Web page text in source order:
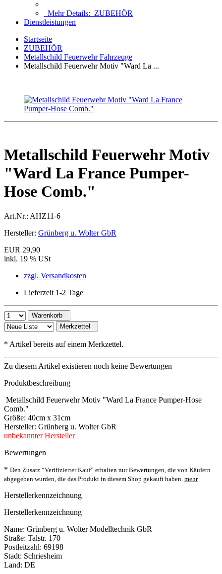
Mehr Details: ZUBEHÖR
Dienstleistungen
Startseite
ZUBEHÖR
Metallschild Feuerwehr Fahrzeuge
Metallschild Feuerwehr Motiv "Ward La ...
Metallschild Feuerwehr Motiv
"Ward La France Pumper-
Hose Comb."
Art.Nr.: AHZ11-6
Hersteller: Grünberg u. Wolter GbR
EUR 29,90
inkl. 19 % USt
zzgl. Versandkosten
Lieferzeit 1-2 Tage
Warenkorb
Merkzettel
* Artikel bereits auf einem Merkzettel.
Zu diesem Artikel existieren noch keine Bewertungen
Produktbeschreibung
Metallschild Feuerwehr Motiv "Ward La France Pumper-Hose
Comb."
Größe: 40cm x 31cm
Hersteller: Grünberg u. Wolter GbR
unbekannter Hersteller
Bewertungen
* Den Zusatz “Verifizierter Kauf” erhalten nur Bewertungen, die von Käufern
abgegeben wurden, die das Produkt in diesem Shop gekauft haben. mehr
Herstellerkennzeichnung
Herstellerkennzeichnung
Name: Grünberg u. Wolter Modelltechnik GbR
Straße: Talstr. 170
Postleitzahl: 69198
Stadt: Schriesheim
Land: DE